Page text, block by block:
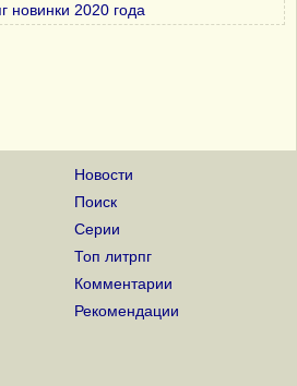
новинки 2020 года
Новости
Поиск
Серии
Топ литрпг
Комментарии
Рекомендации